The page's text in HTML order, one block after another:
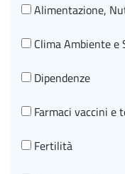
Alimentazione,
Clima Ambiente e
Dipendenze
Farmaci vaccini e
Fertilità